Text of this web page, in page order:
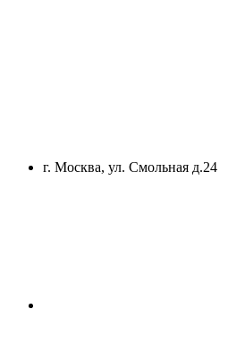
г. Москва, ул. Смольная д.24